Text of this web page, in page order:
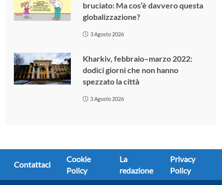
bruciato: Ma cos’è davvero questa
globalizzazione?
3 Agosto 2026
Kharkiv, febbraio–marzo 2022:
dodici giorni che non hanno
spezzato la città
3 Agosto 2026
Contattaci
Cookie
Policy
La
redazione
Privacy
Policy